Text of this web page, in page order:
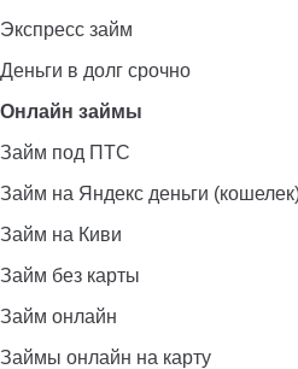
Экспресс займ
Деньги в долг срочно
Онлайн займы
Займ под ПТС
Займ на Яндекс деньги
Займ на Киви
Займ без карты
Займ онлайн
Займы онлайн на карту